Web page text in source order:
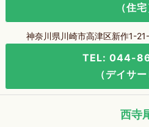
（住宅
神奈川県川崎市高津区新作1-
TEL: 044-
（デイサー
西寺